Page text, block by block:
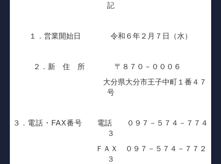
記
１．営業開始日 令和６年２月７日（水）
２． 新 住 所 〒８７０－０００６
大分県大分市王子中町１番４７
号
３． 電話・ FAX番号 電話 ０９７－５７４－７７４
３
ＦＡＸ ０９７－５７４－７７２
３